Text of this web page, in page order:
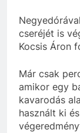
cseréjét is
Kocsis Áron
Már csak
amikor egy
kavarodás
használt ki